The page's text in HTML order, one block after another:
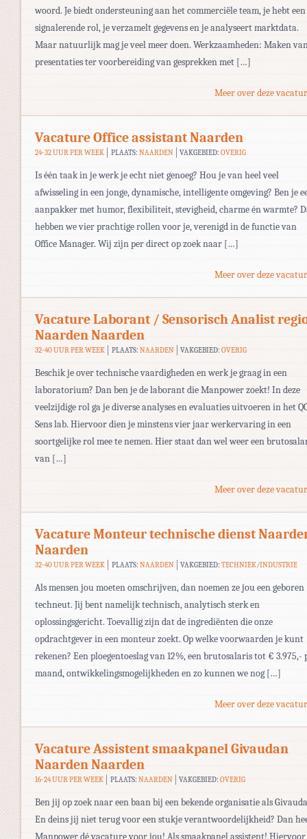
woord. Je biedt ondersteuning aan het commerciële team, je hebt een
signalerende rol, je verzamelt gegevens en je analyseert marktdata.
Maar natuurlijk mag je veel meer doen. Werkzaamheden: Maken
presentaties ter voorbereiding van gesprekken met […]
Meer over deze
Vacature Office assistant Naarden
24-32 UUR PER WEEK PLAATS: NAARDEN VAKGEBIED:OVERIG
Is één taak in je werk je echt niet genoeg? Hou je van heel veel
afwisseling in een jonge, dynamische, intelligente omgeving? Ben je
aanpakker met humor, flexibiliteit, stevigheid, charme én warmte?
hebben we vier prachtige rollen voor je, verenigd in de functie van
Office Manager. Wij zijn per direct op zoek naar […]
Meer over deze
Vacature Laborant / Sensorisch Analist
Naarden Naarden
32-40 UUR PER WEEK PLAATS: NAARDEN VAKGEBIED:OVERIG
Beschik je over technische vaardigheden en werk je graag in een
laboratorium? Dan ben je de laborant die Manpower zoekt! In deze
veelzijdige rol ga je diverse analyses en evaluaties uitvoeren in het
Sens lab. Hiervoor dien je minstens vier jaar werkervaring in een
soortgelijke rol mee te nemen. Hier staat dan wel weer een
van […]
Meer over deze
Vacature Monteur technische dienst
Naarden
32-40 UUR PER WEEK PLAATS: NAARDEN VAKGEBIED:TECHNIEK/INDUSTRIE
Als mensen jou moeten omschrijven, dan noemen ze jou een geboren
techneut. Jij bent namelijk technisch, analytisch sterk en
oplossingsgericht. Toevallig zijn dat de ingrediënten die onze
opdrachtgever in een monteur zoekt. Op welke voorwaarden je kunt
rekenen? Een ploegentoeslag van 12%, een brutosalaris tot € 3.975,-
maand, ontwikkelingsmogelijkheden en zo kunnen we nog […]
Meer over deze
Vacature Assistent smaakpanel Givaudan
Naarden Naarden
16-24 UUR PER WEEK PLAATS: NAARDEN VAKGEBIED:OVERIG
Ben jij op zoek naar een baan bij een bekende organisatie als
En deins jij niet terug voor een stukje verantwoordelijkheid? Dan
Manpower dé vacature voor jou! Als smaakpanel assistent! Hiervoor